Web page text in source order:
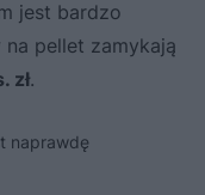
jest bardzo
na pellet zamykają
zł.
naprawdę